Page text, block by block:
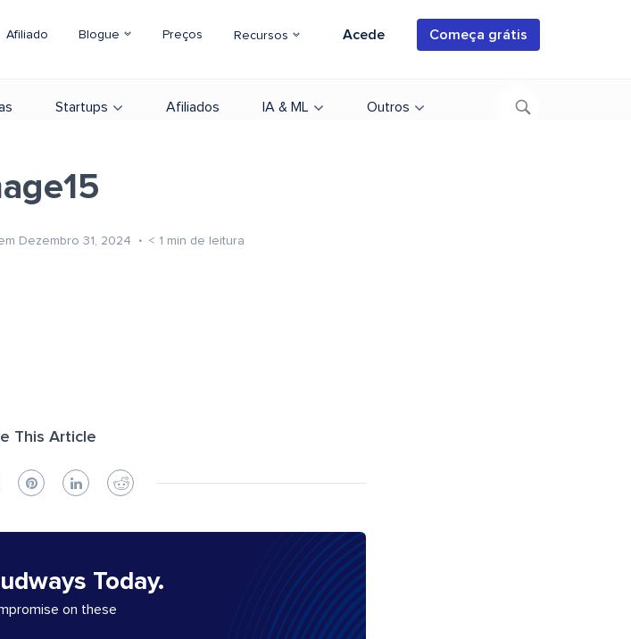
Afiliado Blogue Preços Recursos Acede Começa grátis
Startups Afiliados IA & ML Outros
Dezembro 31, 2024 < 1 min de leitura
This Article
Today.
on these